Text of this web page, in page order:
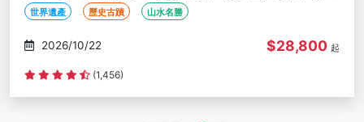
＜華航雙點含中段＞
世界遺產 山水名勝 特色美食
2026/10/22 $46,900 起
評分資料不足